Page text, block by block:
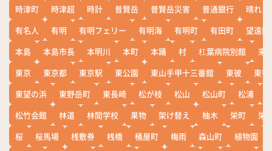
時津町
時津超 時計 普賢岳 普賢岳災害 普通銀行
晴れ
有名人
有明 有明フェリー 有明海 有明町 有田町
望遠鏡
本島
本島市長 本明川 本町 本踊 村 杠葉病院別館
来
東京
東京都 東京駅 東公園 東山手甲十三番館 東彼
東彼
東望の浜
東野岳町 東長崎 松が枝 松山 松山町 松浦
松竹会館
林道 林間学校 果物 架け替え 柚木 栄町
栄
桜
桜馬場 桟敷券 桟橋 桶屋町 梅雨 森山町 植物園